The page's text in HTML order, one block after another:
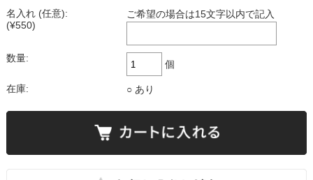
名入れ (任意):
(¥550)
ご希望の場合は15文字以内で記入
数量:
個
在庫: ○ あり